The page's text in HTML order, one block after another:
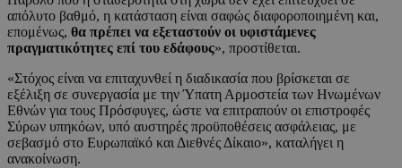
απόλυτο βαθμό, η κατάσταση είναι σαφώς διαφοροποιημένη και,
επομένως, θα πρέπει να εξεταστούν οι υφιστάμενες
πραγματικότητες επί του εδάφους», προστίθεται.
«Στόχος είναι να επιταχυνθεί η διαδικασία που βρίσκεται σε
εξέλιξη σε συνεργασία με την Ύπατη Αρμοστεία των Ηνωμένων
Εθνών για τους Πρόσφυγες, ώστε να επιτραπούν οι επιστροφές
Σύρων υπηκόων, υπό αυστηρές προϋποθέσεις ασφάλειας, με
σεβασμό στο Ευρωπαϊκό και Διεθνές Δίκαιο», καταλήγει η
ανακοίνωση.